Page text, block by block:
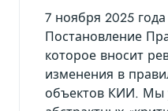
7 ноября 2025
Постановление
которое вносит
изменения в
объектов КИИ. Мы